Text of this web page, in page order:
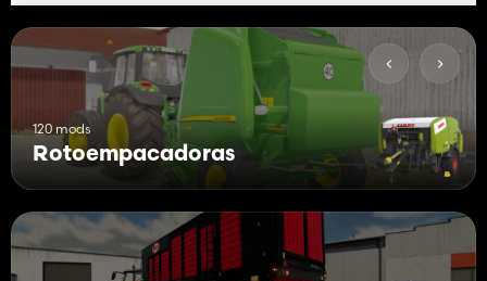
120 mods
Rotoempacadoras